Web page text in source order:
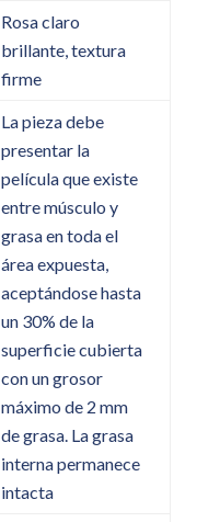
Rosa claro
brillante, textura
firme
La pieza debe
presentar la
película que existe
entre músculo y
grasa en toda el
área expuesta,
aceptándose hasta
un 30% de la
superficie cubierta
con un grosor
máximo de 2 mm
de grasa. La grasa
interna permanece
intacta